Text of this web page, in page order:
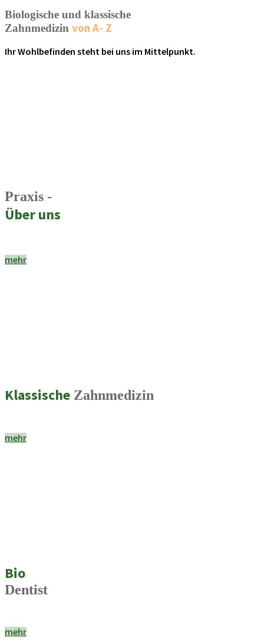
Biologische und klassische
Zahnmedizin von A- Z
Ihr Wohlbefinden steht bei uns im Mittelpunkt.
Praxis -
Über uns
mehr
Klassische Zahnmedizin
mehr
Bio
Dentist
mehr